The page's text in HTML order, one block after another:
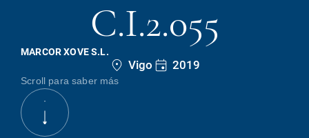
C.I.2.055
MARCOR XOVE S.L.
Vigo 2019
Scroll para saber más